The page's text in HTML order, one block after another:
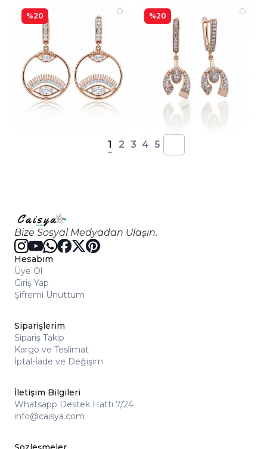
%20 %20
1 2 3 4 5
Bize Sosyal Medyadan Ulaşın.
Hesabım
Üye Ol
Giriş Yap
Şifremi Unuttum
Siparişlerim
Sipariş Takip
Kargo ve Teslimat
İptal-İade ve Değişim
İletişim Bilgileri
Whatsapp Destek Hattı 7/24
info@caisya.com